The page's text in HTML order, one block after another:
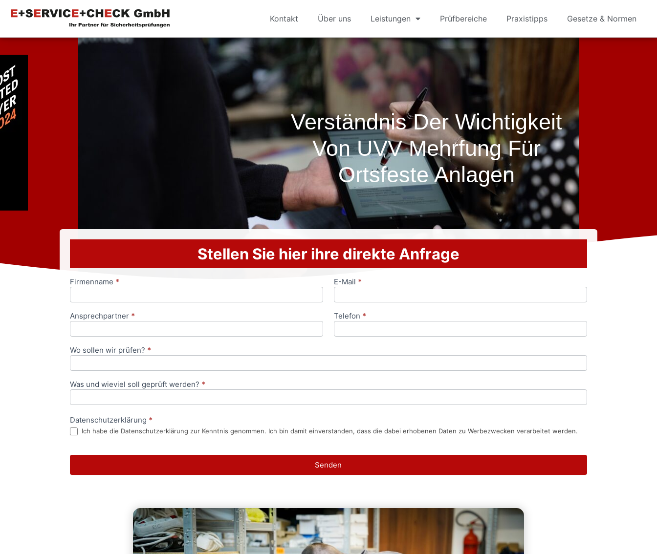
Kontakt Über uns Leistungen Prüfbereiche Praxistipps Gesetze & Normen
Verständnis Der Wichtigkeit
Von UVV Mehrfung Für
Ortsfeste Anlagen
Stellen Sie hier ihre direkte Anfrage
Anfrageformular
Firmenname * E-Mail *
Ansprechpartner * Telefon *
Wo sollen wir prüfen? *
Was und wieviel soll geprüft werden? *
Datenschutzerklärung *
Ich habe die Datenschutzerklärung zur Kenntnis genommen. Ich bin damit einverstanden, dass die dabei erhobenen Daten zu Werbezwecken verarbeitet werden.
Senden